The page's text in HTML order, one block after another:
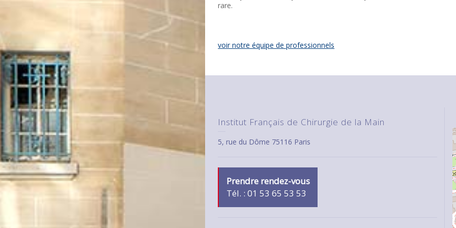
rare.
voir notre équipe de professionnels
Institut Français de Chirurgie de la Main
5, rue du Dôme 75116 Paris
Prendre rendez-vous
Tél. : 01 53 65 53 53